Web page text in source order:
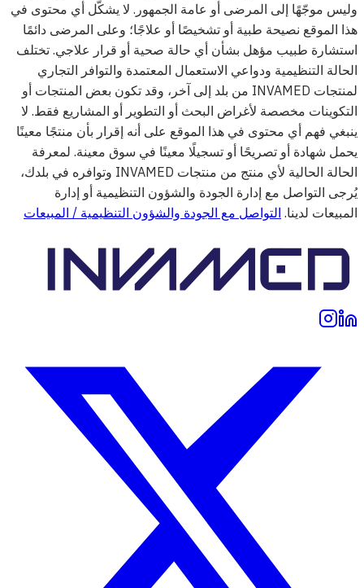
وليس موجّهًا إلى المرضى أو عامة الجمهور. لا يشكّل أي محتوى في
هذا الموقع نصيحة طبية أو تشخيصًا أو علاجًا؛ وعلى المرضى دائمًا
استشارة طبيب مؤهل بشأن أي حالة صحية أو قرار علاجي. تختلف
الحالة التنظيمية ودواعي الاستعمال المعتمدة والتوافر التجاري
لمنتجات INVAMED من بلد إلى آخر، وقد تكون بعض المنتجات أو
التكوينات مخصصة لأغراض البحث أو التطوير أو المشاريع فقط. لا
ينبغي فهم أي محتوى في هذا الموقع على أنه إقرار بأن منتجًا معينًا
يحمل شهادة أو تصريحًا أو تسجيلًا معينًا في سوق معينة. لمعرفة
الحالة الحالية لأي منتج من منتجات INVAMED وتوافره في بلدك،
يُرجى التواصل مع إدارة الجودة والشؤون التنظيمية أو إدارة
المبيعات لدينا. التواصل مع الجودة والشؤون التنظيمية / المبيعات